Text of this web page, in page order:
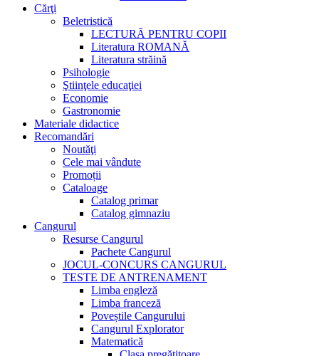
Cărţi
Beletristică
LECTURĂ PENTRU COPII
Literatura ROMANĂ
Literatura străină
Psihologie
Ştiinţele educaţiei
Economie
Gastronomie
Materiale didactice
Recomandări
Noutăţi
Cele mai vândute
Promoții
Cataloage
Catalog primar
Catalog gimnaziu
Cangurul
Resurse Cangurul
Pachete Cangurul
JOCUL-CONCURS CANGURUL
TESTE DE ANTRENAMENT
Limba engleză
Limba franceză
Poveștile Cangurului
Cangurul Explorator
Matematică